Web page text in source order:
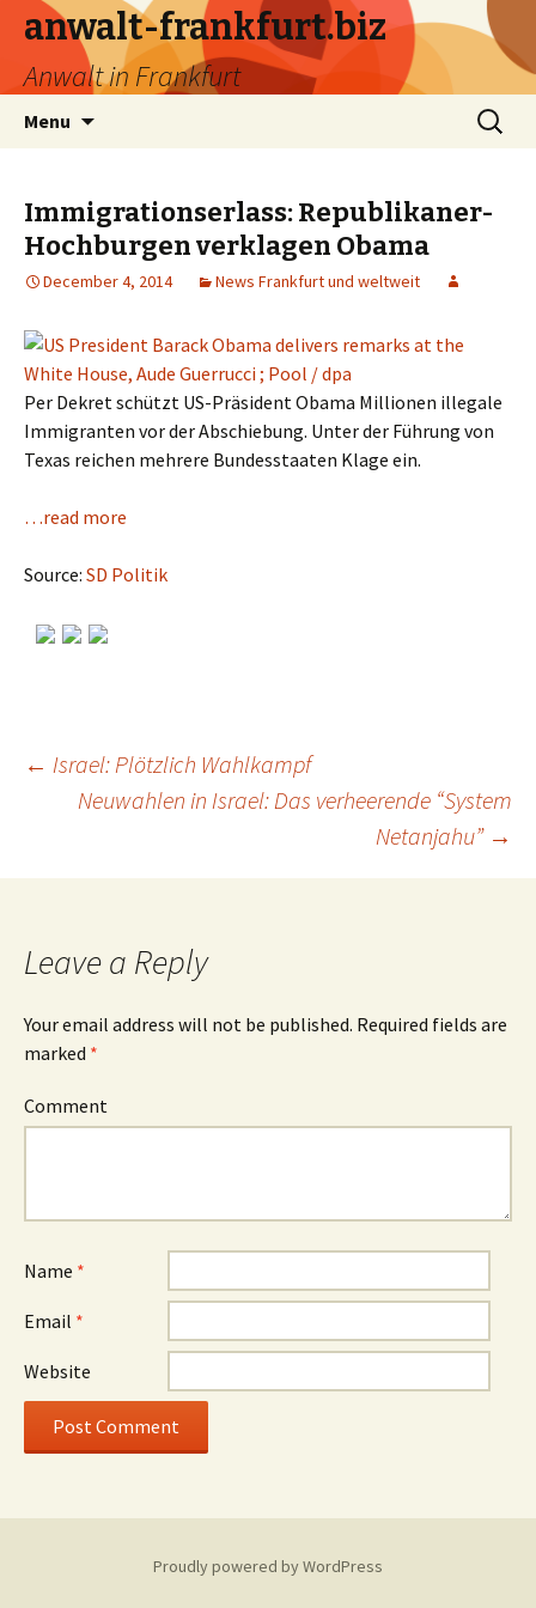
anwalt-frankfurt.biz
Anwalt in Frankfurt
Menu
Search
for:
Immigrationserlass: Republikaner-
Hochburgen verklagen Obama
December 4, 2014 News Frankfurt und weltweit
Per Dekret schützt US-Präsident Obama Millionen illegale
Immigranten vor der Abschiebung. Unter der Führung von
Texas reichen mehrere Bundesstaaten Klage ein.
…read more
Source: SD Politik
Post
navigation
← Israel: Plötzlich Wahlkampf
Neuwahlen in Israel: Das verheerende “System
Netanjahu” →
Leave a Reply
Your email address will not be published. Required fields are
marked *
Comment
Name *
Email *
Website
Proudly powered by WordPress